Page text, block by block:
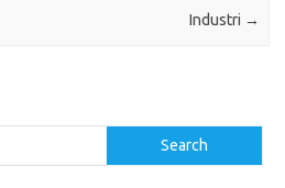
Industri →
Search